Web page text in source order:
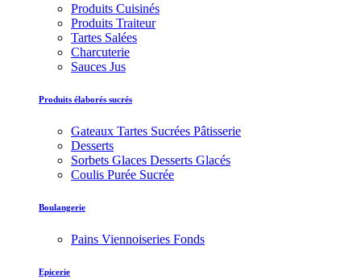
Produits Cuisinés
Produits Traiteur
Tartes Salées
Charcuterie
Sauces Jus
Produits élaborés sucrés
Gateaux Tartes Sucrées Pâtisserie
Desserts
Sorbets Glaces Desserts Glacés
Coulis Purée Sucrée
Boulangerie
Pains Viennoiseries Fonds
Epicerie